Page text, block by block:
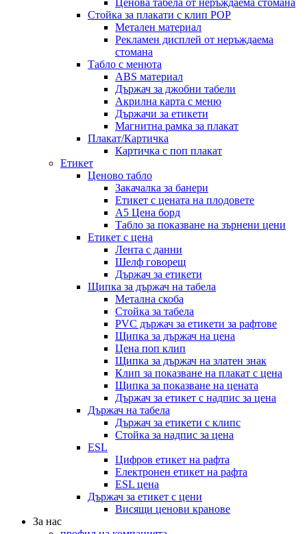
Ценова табела от неръждаема стомана
Стойка за плакати с клип POP
Метален материал
Рекламен дисплей от неръждаема
стомана
Табло с менюта
ABS материал
Държач за джобни табели
Акрилна карта с меню
Държачи за етикети
Магнитна рамка за плакат
Плакат/Картичка
Картичка с поп плакат
Етикет
Ценово табло
Закачалка за банери
Етикет с цената на плодовете
A5 Цена борд
Табло за показване на зърнени цени
Етикет с цена
Лента с данни
Шелф говорещ
Държач за етикети
Щипка за държач на табела
Метална скоба
Стойка за табела
PVC държач за етикети за рафтове
Щипка за държач на цена
Цена поп клип
Щипка за държач на златен знак
Клип за показване на плакат с цена
Щипка за показване на цената
Държач за етикет с надпис за цена
Държач на табела
Държач за етикети с клипс
Стойка за надпис за цена
ESL
Цифров етикет на рафта
Електронен етикет на рафта
ESL цена
Държач за етикет с цени
Висящи ценови кранове
За нас